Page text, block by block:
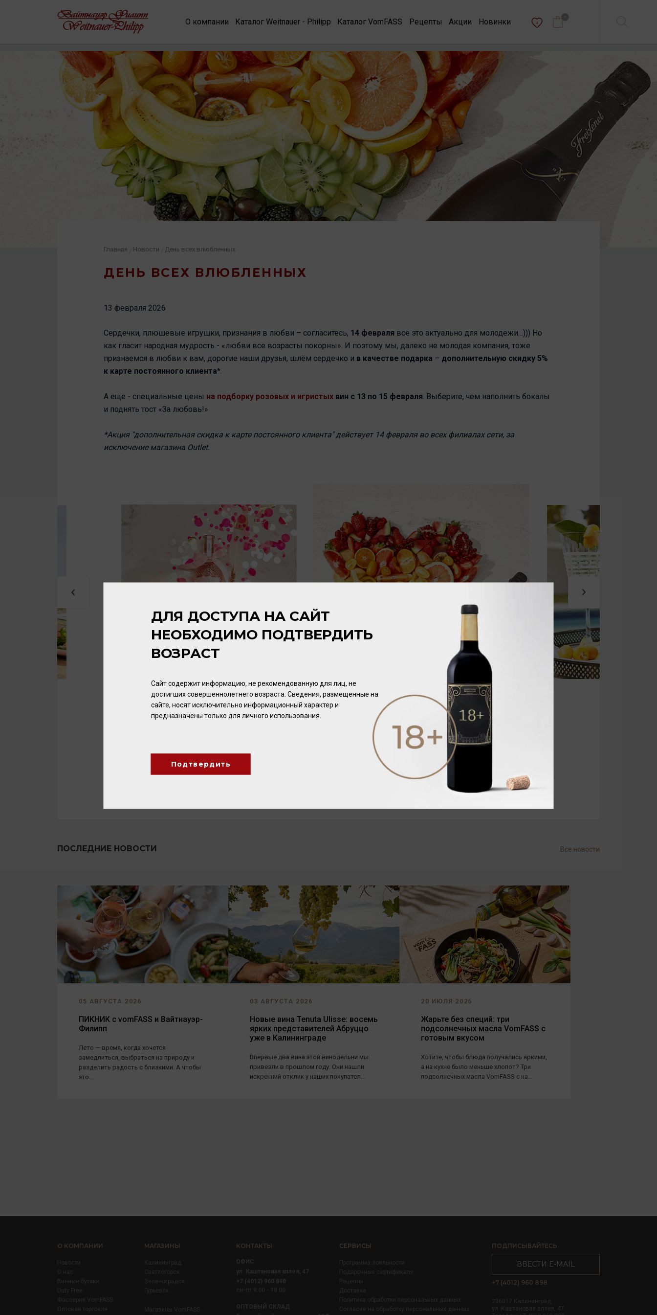
О компании Каталог Weitnauer - Philipp Каталог VomFASS Рецепты Акции Новинки 0
ДЕНЬ ВСЕХ ВЛЮБЛЕННЫХ
Главная Новости День всех влюбленных
13 февраля 2026
Сердечки, плюшевые игрушки, признания в любви – согласитесь, 14 февраля все это актуально для молодежи…))) Но
как гласит народная мудрость - «любви все возрасты покорны». И поэтому мы, далеко не молодая компания, тоже
признаемся в любви к вам, дорогие наши друзья, шлём сердечко и в качестве подарка – дополнительную скидку 5%
к карте постоянного клиента*.
А еще - специальные цены на подборку розовых и игристых вин с 13 по 15 февраля. Выберите, чем наполнить бокалы
и поднять тост «За любовь!»
*Акция "дополнительная скидка к карте постоянного клиента" действует 14 февраля во всех филиалах сети, за
исключение магазина Outlet.
ПОСЛЕДНИЕ НОВОСТИ Все новости
05 АВГУСТА 2026
ПИКНИК с vomFASS и Вайтнауэр-
Филипп
Лето — время, когда хочется
замедлиться, выбраться на природу и
разделить радость с близкими. А чтобы
это...
03 АВГУСТА 2026
Новые вина Tenuta Ulisse: восемь
ярких представителей Абруццо
уже в Калининграде
Впервые два вина этой винодельни мы
привезли в прошлом году. Они нашли
искренний отклик у наших покупател...
20 ИЮЛЯ 2026
Жарьте без специй: три
подсолнечных масла VomFASS с
готовым вкусом
Хотите, чтобы блюда получались яркими,
а на кухне было меньше хлопот? Три
подсолнечных масла VomFASS с на...
О КОМПАНИИ
Новости
О нас
Винные бутики
Duty Free
Фассерия VomFASS
Оптовая торговля
МАГАЗИНЫ
Калининград
Светлогорск
Зеленоградск
Гурьевск
Магазины VomFASS
КОНТАКТЫ
ОФИС
ул. Каштановая аллея, 47
+7 (4012) 960 898
ОПТОВЫЙ СКЛАД
СЕРВИСЫ
Программа лояльности
Подарочные сертификаты
Рецепты
Доставка
Политика обработки персональных данных
Согласие на обработку персональных данных
ПОДПИСЫВАЙТЕСЬ
ВВЕСТИ E-MAIL
+7 (4012) 960 898
236017 Калининград,
ул. Каштановая аллея, 47
ДЛЯ ДОСТУПА НА САЙТ
НЕОБХОДИМО ПОДТВЕРДИТЬ
ВОЗРАСТ
Сайт содержит информацию, не рекомендованную для лиц, не
достигших совершеннолетнего возраста. Сведения, размещенные на
сайте, носят исключительно информационный характер и
предназначены только для личного использования.
Подтвердить